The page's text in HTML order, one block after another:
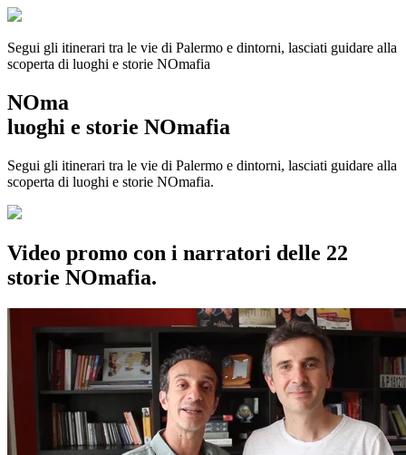
Segui gli itinerari tra le vie di Palermo e dintorni, lasciati guidare alla
scoperta di luoghi e storie NOmafia
NOma
luoghi e storie NOmafia
Segui gli itinerari tra le vie di Palermo e dintorni, lasciati guidare alla
scoperta di luoghi e storie NOmafia.
Video promo con i narratori delle 22
storie NOmafia.